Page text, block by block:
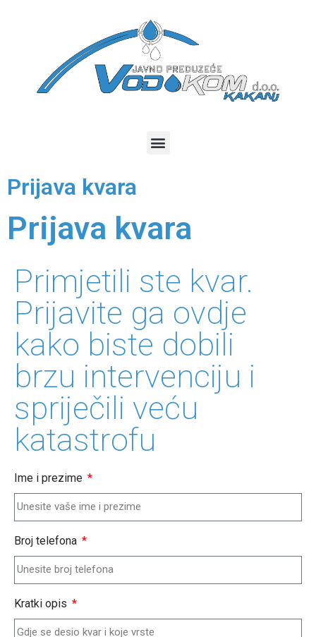
Prijava kvara
Prijava kvara
Primjetili ste kvar.
Prijavite ga ovdje
kako biste dobili
brzu intervenciju i
spriječili veću
katastrofu
Ime i prezime
Broj telefona
Kratki opis